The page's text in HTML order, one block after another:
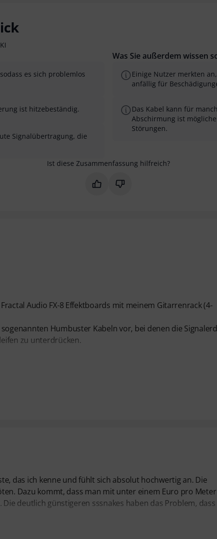
es sich problemlos
ist hitzebeständig.
Signalübertragung, die
Was Sie außerdem wissen
Einige Nutzer merkten
anfällig für
Das Kabel kann für
Abschirmung ist
Störungen.
Ist diese Zusammenfassung hilfreich?
Markieren Sie diese
Markieren Sie diese
Audio FX-8 Effektboards mit meinem Gitarrenrack (4-
Humbuster Kabeln vor, bei denen die
zu unterdrücken.
das ich kenne und fühlt sich absolut hochwertig an. Die
Dazu kommt, dass man mit unter einem Euro pro
deutlich günstigeren sssnakes haben das Problem, dass